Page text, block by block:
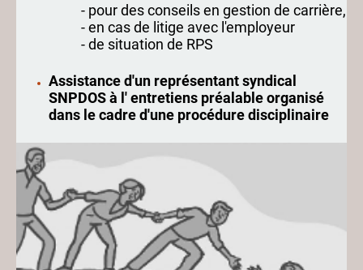
- pour des conseils en gestion de carrière,
- en cas de litige avec l'employeur
- de situation de RPS
Assistance d'un représentant syndical
SNPDOS à l' entretiens préalable organisé
dans le cadre d'une procédure disciplinaire